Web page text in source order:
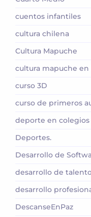
cuentos infantiles
cultura chilena
Cultura Mapuche
cultura mapuche en
curso 3D
curso de primeros
deporte en colegios
Deportes.
Desarrollo de
desarrollo de
desarrollo
DescanseEnPaz